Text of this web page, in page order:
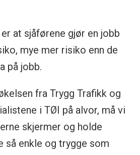
at sjåførene gjør en jobb
mye mer risiko enn de
på jobb.
fra Trygg Trafikk og
i TØI på alvor, må vi
skjermer og holde
så enkle og trygge som